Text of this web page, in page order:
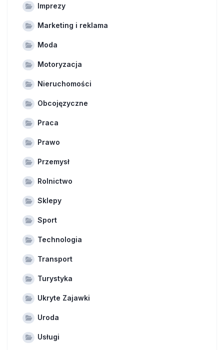
Imprezy
Marketing i reklama
Moda
Motoryzacja
Nieruchomości
Obcojęzyczne
Praca
Prawo
Przemysł
Rolnictwo
Sklepy
Sport
Technologia
Transport
Turystyka
Ukryte Zajawki
Uroda
Usługi